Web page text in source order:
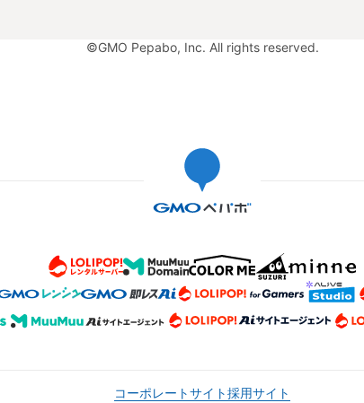
©GMO Pepabo, Inc. All rights reserved.
コーポレートサイト採用サイト